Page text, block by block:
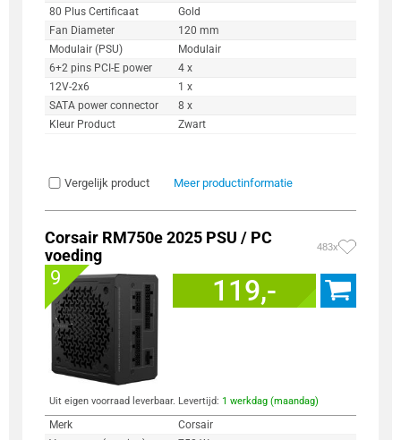
80 Plus Certificaat
Gold
Fan Diameter
120 mm
Modulair (PSU)
Modulair
6+2 pins PCI-E power
4 x
12V-2x6
1 x
SATA power connector
8 x
Kleur Product
Zwart
Vergelijk product Meer productinformatie
Corsair RM750e 2025 PSU / PC
voeding
483x
9 119,-
Uit eigen voorraad leverbaar. Levertijd: 1 werkdag (maandag)
Merk
Corsair